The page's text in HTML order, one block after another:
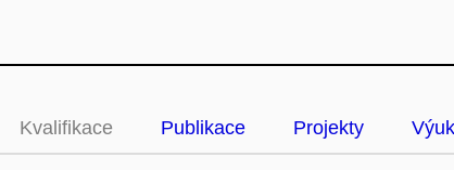
Kvalifikace Publikace Projekty